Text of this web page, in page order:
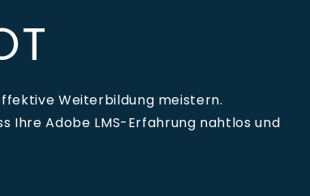
Weiterbildung meistern.
Ihre Adobe LMS-Erfahrung nahtlos und